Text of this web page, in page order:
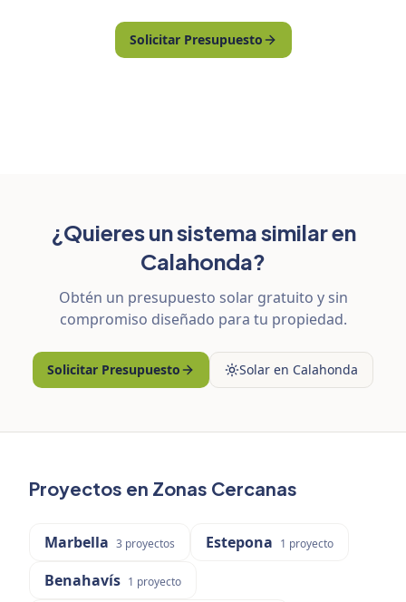
Solicitar Presupuesto
¿Quieres un sistema similar en
Calahonda?
Obtén un presupuesto solar gratuito y sin
compromiso diseñado para tu propiedad.
Solicitar Presupuesto Solar en Calahonda
Proyectos en Zonas Cercanas
Marbella 3 proyectos Estepona 1 proyecto
Benahavís 1 proyecto